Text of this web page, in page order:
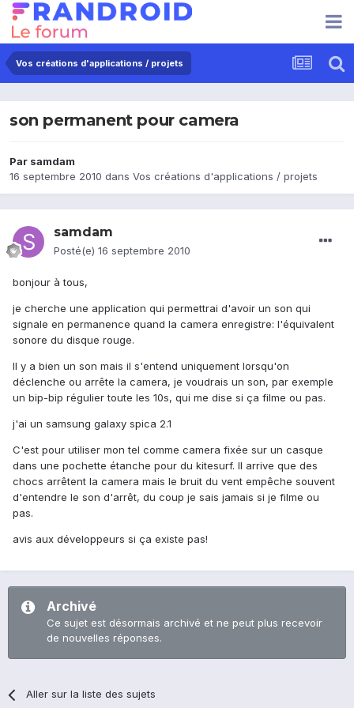
Vos créations d'applications / projets
son permanent pour camera
Par samdam
16 septembre 2010 dans Vos créations d'applications / projets
samdam
Posté(e) 16 septembre 2010
bonjour à tous,
je cherche une application qui permettrai d'avoir un son qui
signale en permanence quand la camera enregistre: l'équivalent
sonore du disque rouge.
Il y a bien un son mais il s'entend uniquement lorsqu'on
déclenche ou arrête la camera, je voudrais un son, par exemple
un bip-bip régulier toute les 10s, qui me dise si ça filme ou pas.
j'ai un samsung galaxy spica 2.1
C'est pour utiliser mon tel comme camera fixée sur un casque
dans une pochette étanche pour du kitesurf. Il arrive que des
chocs arrêtent la camera mais le bruit du vent empêche souvent
d'entendre le son d'arrêt, du coup je sais jamais si je filme ou
pas.
avis aux développeurs si ça existe pas!
Archivé
Ce sujet est désormais archivé et ne peut plus recevoir
de nouvelles réponses.
Aller sur la liste des sujets